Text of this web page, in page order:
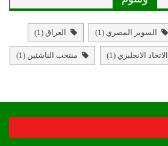
السوبر المصري (1) العراق (1)
الانجليزي (1) منتخب الناشئين (1)